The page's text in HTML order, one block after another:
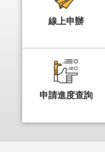
線上申辦
申請進度查詢